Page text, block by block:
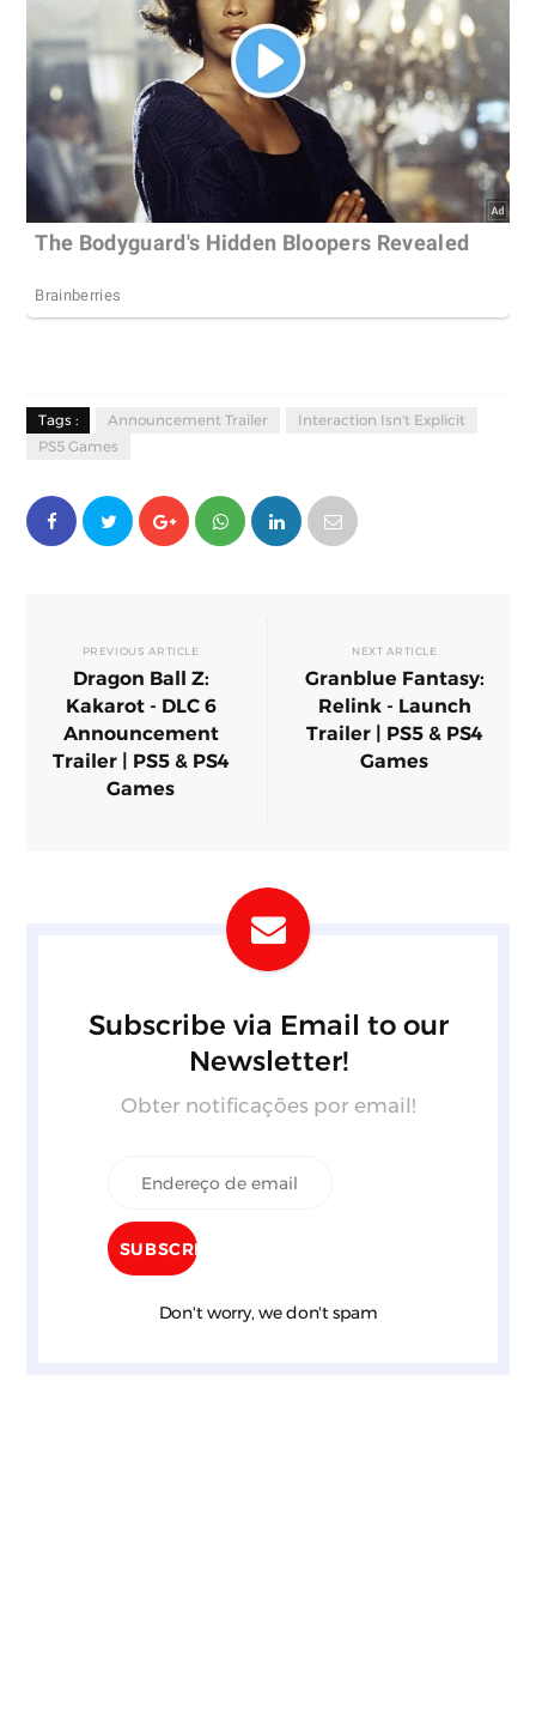
Tags : Announcement Trailer
Interaction Isn't Explicit
PS5 Games
PREVIOUS ARTICLE
Dragon Ball Z:
Kakarot - DLC 6
Announcement
Trailer | PS5 & PS4
Games
NEXT ARTICLE
Granblue Fantasy:
Relink - Launch
Trailer | PS5 & PS4
Games
Subscribe via Email to our
Newsletter!
Obter notificações por email!
Don't worry, we don't spam